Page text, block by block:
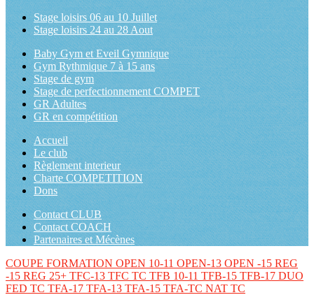
Stage loisirs 06 au 10 Juillet
Stage loisirs 24 au 28 Aout
Baby Gym et Eveil Gymnique
Gym Rythmique 7 à 15 ans
Stage de gym
Stage de perfectionnement COMPET
GR Adultes
GR en compétition
Accueil
Le club
Règlement interieur
Charte COMPETITION
Dons
Contact CLUB
Contact COACH
Partenaires et Mécènes
COUPE FORMATION OPEN 10-11 OPEN-13 OPEN -15 REG
-15 REG 25+ TFC-13 TFC TC TFB 10-11 TFB-15 TFB-17 DUO
FED TC TFA-17 TFA-13 TFA-15 TFA-TC NAT TC